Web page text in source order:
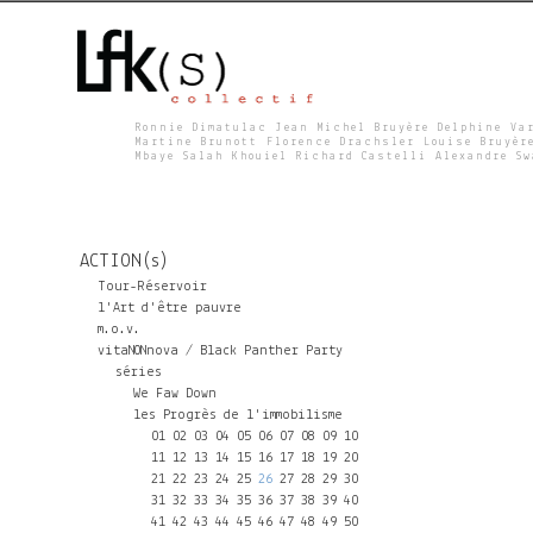
F
K
S
Ronnie Dimatulac Jean Michel Bruyère Delphine
Martine Brunott Florence Drachsler Louise
Mbaye Salah Khouiel Richard Castelli Alexandre
ACTION(s)
Tour-Réservoir
l'Art d'être pauvre
m.o.v.
vitaNONnova / Black Panther Party
séries
We Faw Down
les Progrès de l'immobilisme
01 02 03 04 05 06 07 08 09 10
11 12 13 14 15 16 17 18 19 20
21 22 23 24 25 26 27 28 29 30
31 32 33 34 35 36 37 38 39 40
41 42 43 44 45 46 47 48 49 50